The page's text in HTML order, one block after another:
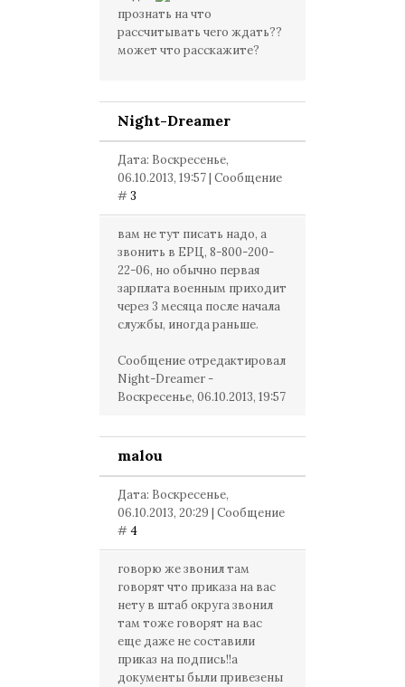
прознать на что
рассчитывать чего ждать??
может что расскажите?
Night-Dreamer
Дата: Воскресенье,
06.10.2013, 19:57 | Сообщение
#3
вам не тут писать надо, а
звонить в ЕРЦ, 8-800-200-
22-06, но обычно первая
зарплата военным приходит
через 3 месяца после начала
службы, иногда раньше.
Сообщение отредактировал
Night-Dreamer -
Воскресенье, 06.10.2013, 19:57
malou
Дата: Воскресенье,
06.10.2013, 20:29 | Сообщение
#4
говорю же звонил там
говорят что приказа на вас
нету в штаб округа звонил
там тоже говорят на вас
еще даже не составили
приказ на подпись!!а
документы были привезены